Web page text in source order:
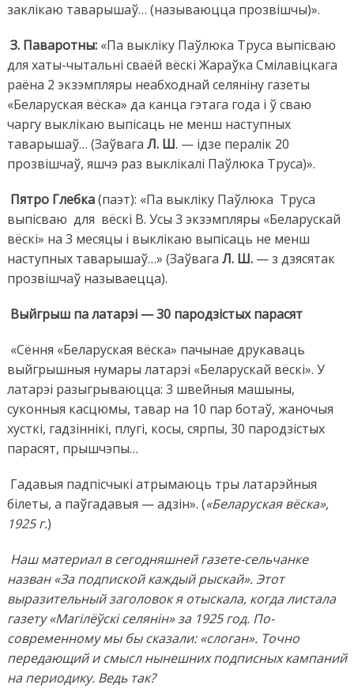
заклікаю таварышаў… (называюцца прозвішчы)».
З. Паваротны:«Па выкліку Паўлюка Труса выпісваю
для хаты-чытальні сваёй вёскі Жараўка Смілавіцкага
раёна 2 экзэмпляры неабходнай селяніну газеты
«Беларуская вёска» да канца гэтага года і ў сваю
чаргу выклікаю выпісаць не менш наступных
таварышаў… (Заўвага Л. Ш. — ідзе пералік 20
прозвішчаў, яшчэ раз выклікалі Паўлюка Труса)».
Пятро Глебка(паэт): «Па выкліку Паўлюка Труса
выпісваю для вёскі В. Усы 3 экзэмпляры «Беларускай
вёскі» на 3 месяцы і выклікаю выпісаць не менш
наступных таварышаў…» (Заўвага Л. Ш.— з дзясятак
прозвішчаў называецца).
Выйгрыш па латарэі — 30 пародзістых парасят
«Сёння «Беларуская вёска» пачынае друкаваць
выйгрышныя нумары латарэі «Беларускай вёскі». У
латарэі разыгрываюцца: 3 швейныя машыны,
суконныя касцюмы, тавар на 10 пар ботаў, жаночыя
хусткі, гадзіннікі, плугі, косы, сярпы, 30 пародзістых
парасят, прышчэпы…
Гадавыя падпісчыкі атрымаюць тры латарэйныя
білеты, а паўгадавыя — адзін». («Беларуская вёска»,
1925 г.)
Наш материал в сегодняшней газете-сельчанке
назван «За подпиской каждый рыскай». Этот
выразительный заголовок я отыскала, когда листала
газету «Магілёўскі селянін» за 1925 год. По-
современному мы бы сказали: «слоган». Точно
передающий и смысл нынешних подписных кампаний
на периодику. Ведь так?